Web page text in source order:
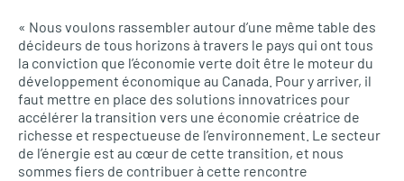
« Nous voulons rassembler autour d’une même table des
décideurs de tous horizons à travers le pays qui ont tous
la conviction que l’économie verte doit être le moteur du
développement économique au Canada. Pour y arriver, il
faut mettre en place des solutions innovatrices pour
accélérer la transition vers une économie créatrice de
richesse et respectueuse de l’environnement. Le secteur
de l’énergie est au cœur de cette transition, et nous
sommes fiers de contribuer à cette rencontre